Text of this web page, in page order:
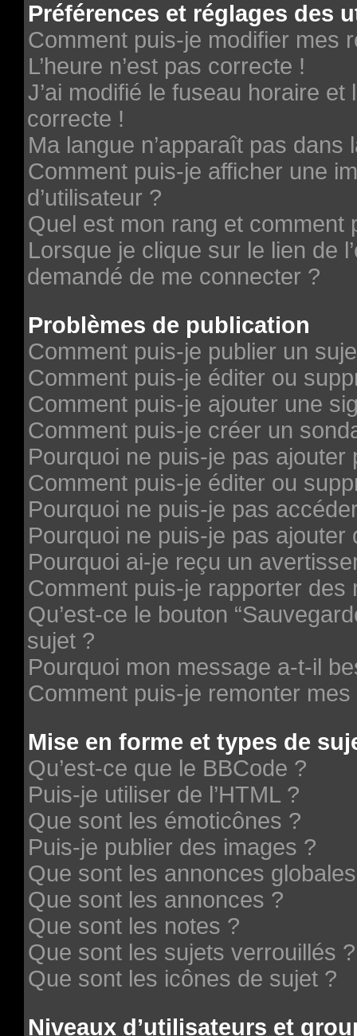
Préférences et réglages des
Comment puis-je modifier mes
L’heure n’est pas correcte !
J’ai modifié le fuseau horaire et
correcte !
Ma langue n’apparaît pas dans
Comment puis-je afficher une
d’utilisateur ?
Quel est mon rang et comment
Lorsque je clique sur le lien de
demandé de me connecter ?
Problèmes de publication
Comment puis-je publier un
Comment puis-je éditer ou
Comment puis-je ajouter une
Comment puis-je créer un
Pourquoi ne puis-je pas ajouter
Comment puis-je éditer ou
Pourquoi ne puis-je pas
Pourquoi ne puis-je pas ajouter
Pourquoi ai-je reçu un
Comment puis-je rapporter
Qu’est-ce le bouton
sujet ?
Pourquoi mon message a-t-il
Comment puis-je remonter
Mise en forme et types de
Qu’est-ce que le BBCode ?
Puis-je utiliser de l’HTML ?
Que sont les émoticônes ?
Puis-je publier des images ?
Que sont les annonces
Que sont les annonces ?
Que sont les notes ?
Que sont les sujets verrouillés ?
Que sont les icônes de sujet ?
Niveaux d’utilisateurs et